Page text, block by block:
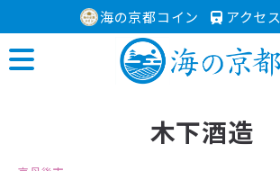
海の京都コイン アクセス
木下酒造